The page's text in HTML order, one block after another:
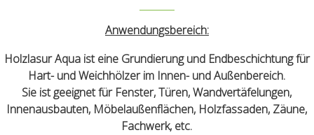
Anwendungsbereich:
Holzlasur Aqua ist eine Grundierung und Endbeschichtung für
Hart- und Weichhölzer im Innen- und Außenbereich.
Sie ist geeignet für Fenster, Türen, Wandvertäfelungen,
Innenausbauten, Möbelaußenflächen, Holzfassaden, Zäune,
Fachwerk, etc.